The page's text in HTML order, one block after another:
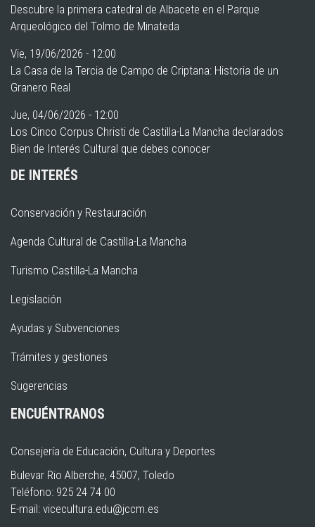
Descubre la primera catedral de Albacete en el Parque
Arqueológico del Tolmo de Minateda
Vie, 19/06/2026 - 12:00
La Casa de la Tercia de Campo de Criptana: Historia de un
Granero Real
Jue, 04/06/2026 - 12:00
Los Cinco Corpus Christi de Castilla-La Mancha declarados
Bien de Interés Cultural que debes conocer
DE INTERÉS
Conservación y Restauración
Agenda Cultural de Castilla-La Mancha
Turismo Castilla-La Mancha
Legislación
Ayudas y Subvenciones
Trámites y gestiones
Sugerencias
ENCUÉNTRANOS
Consejería de Educación, Cultura y Deportes
Bulevar Rio Alberche, 45007, Toledo
Teléfono: 925 24 74 00
E-mail: vicecultura.edu@jccm.es